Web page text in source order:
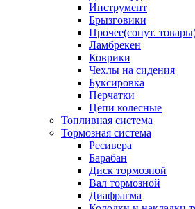
Инструмент
Брызговики
Прочее(сопут.
Ламбрекен
Коврики
Чехлы на сидения
Буксировка
Перчатки
Цепи колесные
Топливная система
Тормозная система
Ресивера
Барабан
Диск тормозной
Вал тормозной
Диафрагма